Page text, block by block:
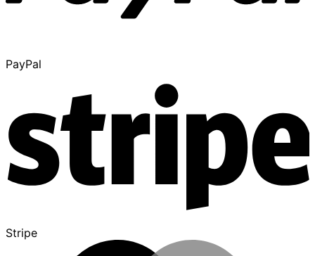
PayPal
Stripe